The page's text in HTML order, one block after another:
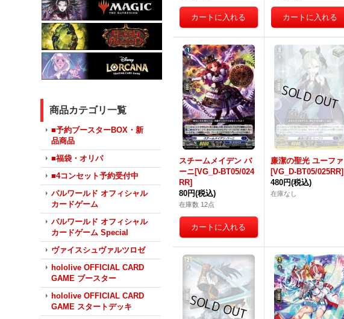
商品カテゴリ一覧
■予約ブースターBOX・新
品商品
■福袋・オリパ
■4コンセット予約受付中
パルワールド オフィシャル
カードゲーム
パルワールド オフィシャル
カードゲーム Special
ヴァイスシュヴァルツロゼ
hololive OFFICIAL CARD
GAME ブースター
hololive OFFICIAL CARD
GAME スタートデッキ
スチームメイデン バ
ーニ[VG_D-BT05/024
RR]
80円(税込)
在庫数 12点
廉潔の聖光 ユーファ
[VG_D-BT05/025RR]
480円(税込)
在庫なし